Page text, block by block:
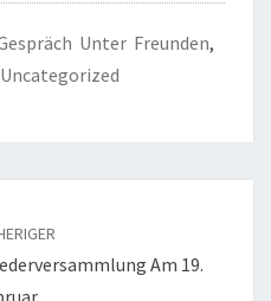
Unter Freunden,
Uncategorized
Am 19.